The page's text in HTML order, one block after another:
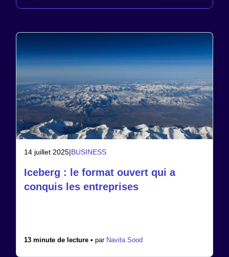
14 juillet 2025|BUSINESS
Iceberg : le format ouvert qui a
conquis les entreprises
13 minute de lecture • par Navita Sood